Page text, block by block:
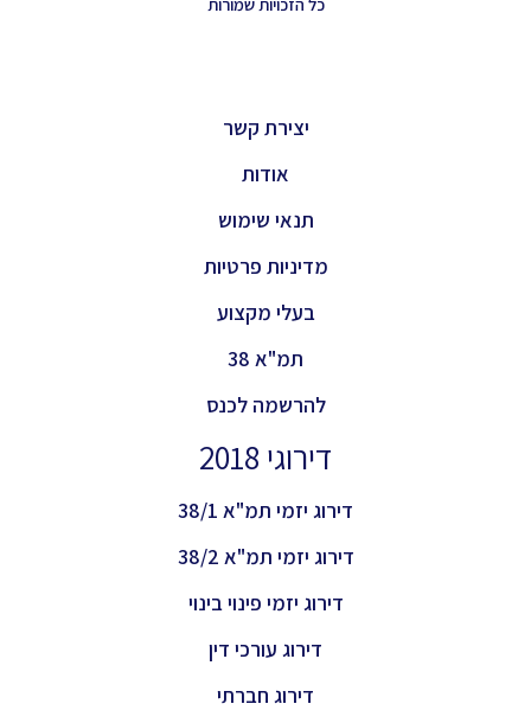
כל הזכויות שמורות
יצירת קשר
אודות
תנאי שימוש
מדיניות פרטיות
בעלי מקצוע
תמ"א 38
להרשמה לכנס
דירוגי 2018
דירוג יזמי תמ"א 38/1
דירוג יזמי תמ"א 38/2
דירוג יזמי פינוי בינוי
דירוג עורכי דין
דירוג חברתי